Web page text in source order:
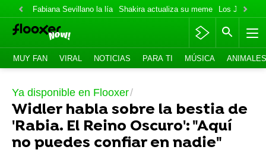
Fabiana Sevillano la lía Shakira actualiza su meme Los Jonas
MUY FAN VIRAL NOTICIAS PARA TI MÚSICA ANIMALES
Ya disponible en Flooxer
Widler habla sobre la bestia de
'Rabia. El Reino Oscuro': "Aquí
no puedes confiar en nadie"